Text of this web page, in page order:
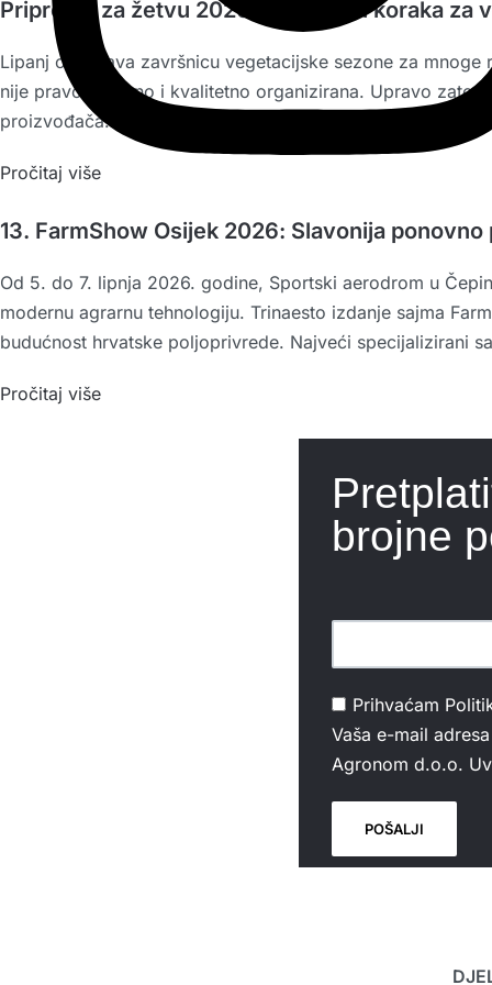
Priprema za žetvu 2026.: 7 ključnih koraka za
Lipanj označava završnicu vegetacijske sezone za
nije pravovremeno i kvalitetno organizirana. Upravo zato
proizvođača. Donosimo sedam ključnih koraka koji mogu
Pročitaj više
13. FarmShow Osijek 2026: Slavonija
Od 5. do 7. lipnja 2026. godine, Sportski aerodrom u
modernu agrarnu tehnologiju. Trinaesto izdanje sajma
budućnost hrvatske poljoprivrede. Najveći specijalizirani
Pročitaj više
brojne
Prihvaćam
Vaša e-mail
Agronom d.o.o.